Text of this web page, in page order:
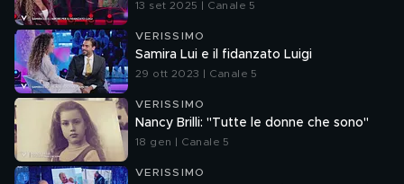
13 set 2025 | Canale 5
VERISSIMO
Samira Lui e il fidanzato Luigi
29 ott 2023 | Canale 5
VERISSIMO
Nancy Brilli: "Tutte le donne che sono"
18 gen | Canale 5
VERISSIMO